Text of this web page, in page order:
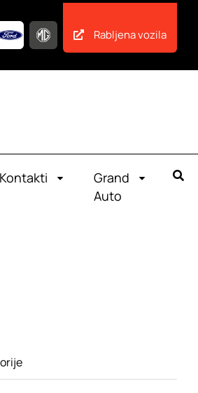
Rabljena vozila
Kontakti
Grand
Auto